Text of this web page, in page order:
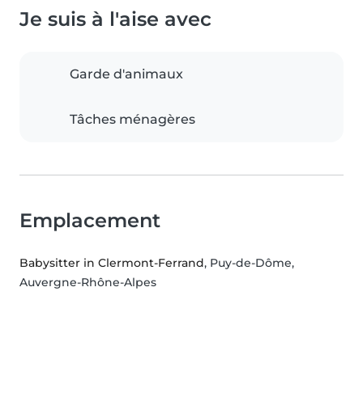
Je suis à l'aise avec
Garde d'animaux
Tâches ménagères
Emplacement
Babysitter in Clermont-Ferrand, Puy-de-Dôme,
Auvergne-Rhône-Alpes